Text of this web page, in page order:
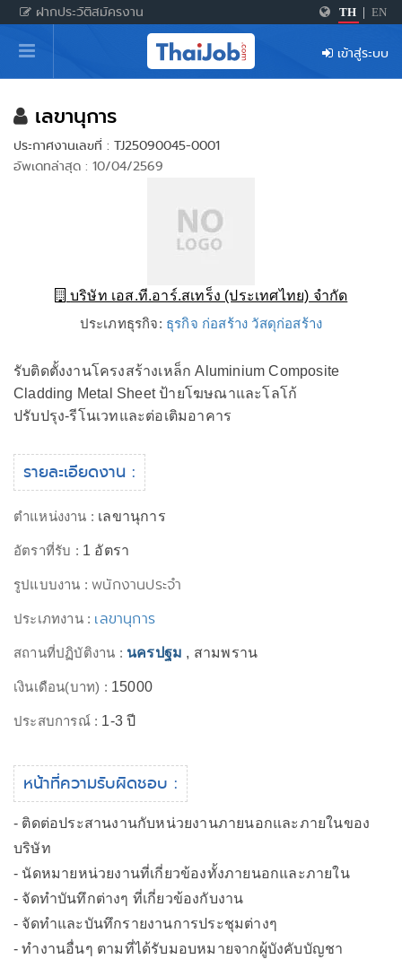
ฝากประวัติสมัครงาน TH EN
หน้าหลัก
ผู้สมัครงาน: เข้าสู่ระบบ
เกร็ดความรู้
เข้าสู่ระบบ
เลขานุการ
ประกาศงานเลขที่ : TJ25090045-0001
อัพเดทล่าสุด : 10/04/2569
บริษัท เอส.ที.อาร์.สเทร็ง (ประเทศไทย) จำกัด
ประเภทธุรกิจ: ธุรกิจ ก่อสร้าง วัสดุก่อสร้าง
รับติดตั้งงานโครงสร้างเหล็ก Aluminium Composite
Cladding Metal Sheet ป้ายโฆษณาและโลโก้
ปรับปรุง-รีโนเวทและต่อเติมอาคาร
รายละเอียดงาน :
ตำแหน่งงาน : เลขานุการ
อัตราที่รับ : 1 อัตรา
รูปแบบงาน :พนักงานประจำ
ประเภทงาน : เลขานุการ
สถานที่ปฏิบัติงาน : นครปฐม , สามพราน
เงินเดือน(บาท) : 15000
ประสบการณ์ : 1-3 ปี
หน้าที่ความรับผิดชอบ :
- ติดต่อประสานงานกับหน่วยงานภายนอกและภายในของ
บริษัท
- นัดหมายหน่วยงานที่เกี่ยวข้องทั้งภายนอกและภายใน
- จัดทำบันทึกต่างๆ ที่เกี่ยวข้องกับงาน
- จัดทำและบันทึกรายงานการประชุมต่างๆ
- ทำงานอื่นๆ ตามที่ได้รับมอบหมายจากผู้บังคับบัญชา